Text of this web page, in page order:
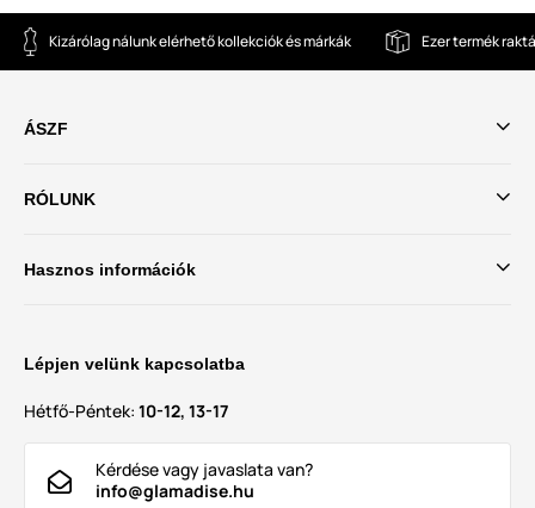
Kizárólag nálunk elérhető kollekciók és márkák Ezer termék
ÁSZF
RÓLUNK
Hasznos információk
Lépjen velünk kapcsolatba
Hétfő-Péntek: 10-12, 13-17
Kérdése vagy javaslata van?
info@glamadise.hu